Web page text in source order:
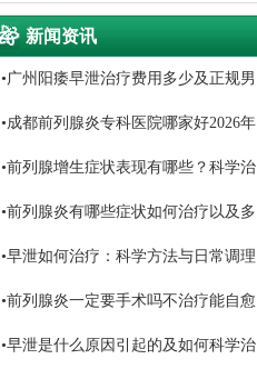
新闻资讯
• 广州阳痿早泄治疗费用多少及正规男
•成都前列腺炎专科医院哪家好2026年
•前列腺增生症状表现有哪些？科学治
•前列腺炎有哪些症状如何治疗以及多
•早泄如何治疗：科学方法与日常调理
•前列腺炎一定要手术吗不治疗能自愈
•早泄是什么原因引起的及如何科学治